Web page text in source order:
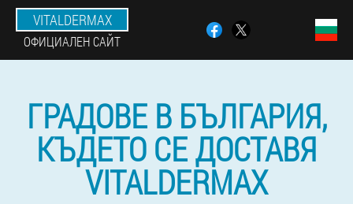
VITALDERMAX
ОФИЦИАЛЕН САЙТ
ГРАДОВЕ В БЪЛГАРИЯ,
КЪДЕТО СЕ ДОСТАВЯ
VITALDERMAX